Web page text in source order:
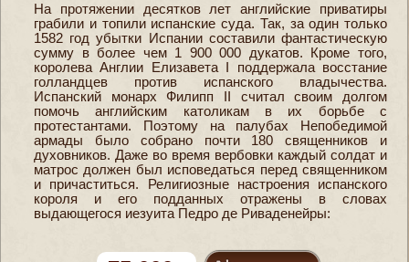
На протяжении десятков лет английские приватиры
грабили и топили испанские суда. Так, за один только
1582 год убытки Испании составили фантастическую
сумму в более чем 1 900 000 дукатов. Кроме того,
королева Англии Елизавета I поддержала восстание
голландцев против испанского владычества.
Испанский монарх Филипп II считал своим долгом
помочь английским католикам в их борьбе с
протестантами. Поэтому на палубах Непобедимой
армады было собрано почти 180 священников и
духовников. Даже во время вербовки каждый солдат и
матрос должен был исповедаться перед священником
и причаститься. Религиозные настроения испанского
короля и его подданных отражены в словах
выдающегося иезуита Педро де Риваденейры: